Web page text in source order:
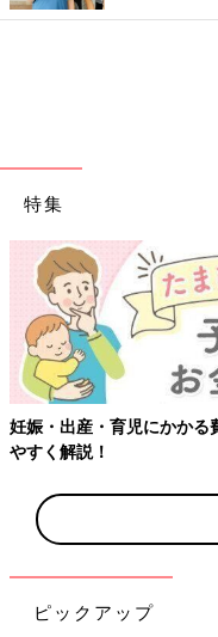
特集
補助金・助成金をわかり
ピックアップ